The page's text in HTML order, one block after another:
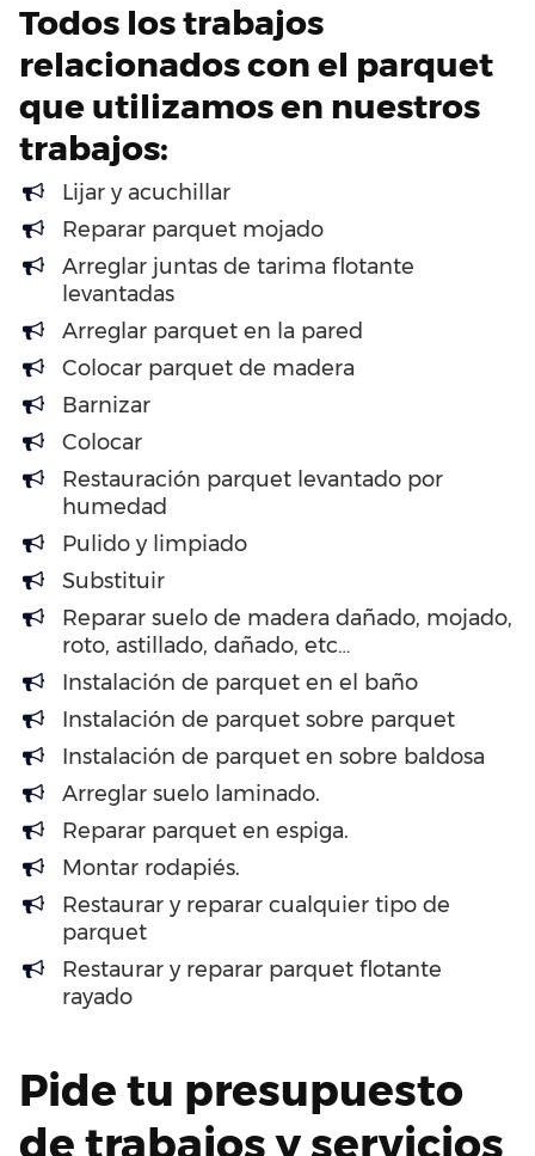
Todos los trabajos
relacionados con el parquet
que utilizamos en nuestros
trabajos:
Lijar y acuchillar
Reparar parquet mojado
Arreglar juntas de tarima flotante
levantadas
Arreglar parquet en la pared
Colocar parquet de madera
Barnizar
Colocar
Restauración parquet levantado por
humedad
Pulido y limpiado
Substituir
Reparar suelo de madera dañado, mojado,
roto, astillado, dañado, etc…
Instalación de parquet en el baño
Instalación de parquet sobre parquet
Instalación de parquet en sobre baldosa
Arreglar suelo laminado.
Reparar parquet en espiga.
Montar rodapiés.
Restaurar y reparar cualquier tipo de
parquet
Restaurar y reparar parquet flotante
rayado
Pide tu presupuesto
de trabajos y servicios